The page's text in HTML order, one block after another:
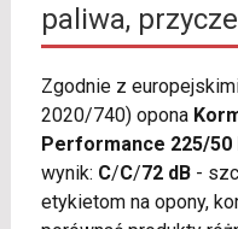
paliwa,
Zgodnie z
2020/740) opona
Performance 225/50
wynik: C/C/72 dB-
etykietom na opony,